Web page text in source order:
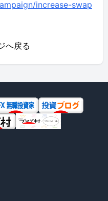
increase-swap
へ戻る